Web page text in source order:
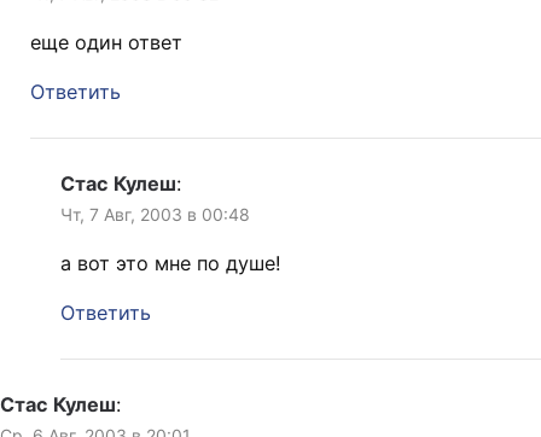
еще один ответ
Ответить
Стас Кулеш:
Чт, 7 Авг, 2003 в 00:48
а вот это мне по душе!
Ответить
Стас Кулеш: